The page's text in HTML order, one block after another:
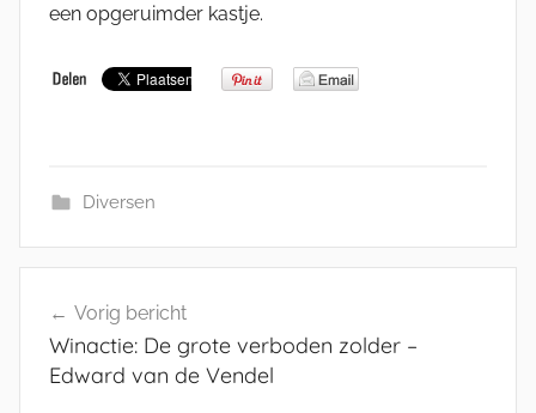
een opgeruimder kastje.
Diversen
navigatie
Vorig bericht
Winactie: De grote verboden zolder –
Edward van de Vendel